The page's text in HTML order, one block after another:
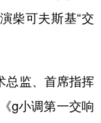
柴可夫斯基“交
监、首席指挥
g小调第一交响